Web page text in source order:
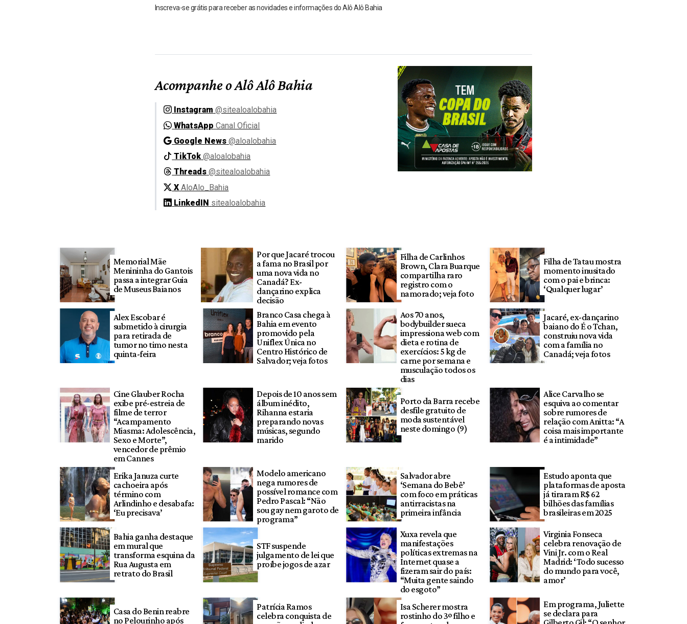
Inscreva-se grátis para receber as novidades e informações do Alô Alô Bahia
Acompanhe o Alô Alô Bahia
Instagram @sitealoalobahia
WhatsApp Canal Oficial
Google News @aloalobahia
TikTok @aloalobahia
Threads @sitealoalobahia
X AloAlo_Bahia
LinkedIN sitealoalobahia
Memorial Mãe
Menininha do Gantois
passa a integrar Guia
de Museus Baianos
Por que Jacaré trocou
a fama no Brasil por
uma nova vida no
Canadá? Ex-
dançarino explica
decisão
Filha de Carlinhos
Brown, Clara Buarque
compartilha raro
registro com o
namorado; veja foto
Filha de Tatau mostra
momento inusitado
com o pai e brinca:
‘Qualquer lugar’
Alex Escobar é
submetido à cirurgia
para retirada de
tumor no timo nesta
quinta-feira
Branco Casa chega à
Bahia em evento
promovido pela
Uniflex Única no
Centro Histórico de
Salvador; veja fotos
Aos 70 anos,
bodybuilder sueca
impressiona web com
dieta e rotina de
exercícios: 5 kg de
carne por semana e
musculação todos os
dias
Jacaré, ex-dançarino
baiano do É o Tchan,
construiu nova vida
com a família no
Canadá; veja fotos
Cine Glauber Rocha
exibe pré-estreia de
filme de terror
“Acampamento
Miasma: Adolescência,
Sexo e Morte”,
vencedor de prêmio
em Cannes
Depois de 10 anos sem
álbum inédito,
Rihanna estaria
preparando novas
músicas, segundo
marido
Porto da Barra recebe
desfile gratuito de
moda sustentável
neste domingo (9)
Alice Carvalho se
esquiva ao comentar
sobre rumores de
relação com Anitta: “A
coisa mais importante
é a intimidade”
Erika Januza curte
cachoeira após
término com
Arlindinho e desabafa:
‘Eu precisava’
Modelo americano
nega rumores de
possível romance com
Pedro Pascal: “Não
sou gay nem garoto de
programa”
Salvador abre
‘Semana do Bebê’
com foco em práticas
antirracistas na
primeira infância
Estudo aponta que
plataformas de aposta
já tiraram R$ 62
bilhões das famílias
brasileiras em 2025
Bahia ganha destaque
em mural que
transforma esquina da
Rua Augusta em
retrato do Brasil
STF suspende
julgamento de lei que
proíbe jogos de azar
Xuxa revela que
manifestações
políticas extremas na
Internet quase a
fizeram sair do país:
“Muita gente saindo
do esgoto”
Virginia Fonseca
celebra renovação de
Vini Jr. com o Real
Madrid: ‘Todo sucesso
do mundo para você,
amor’
Casa do Benin reabre
no Pelourinho após
Patrícia Ramos
celebra conquista de
Isa Scherer mostra
rostinho do 3º filho e
Em programa, Juliette
se declara para